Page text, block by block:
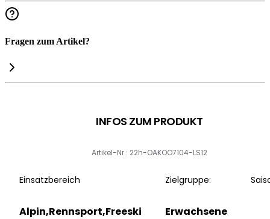
Fragen zum Artikel?
INFOS ZUM PRODUKT
Artikel-Nr.: 22h-OAKOO7104-LS12
Einsatzbereich
Alpin,Rennsport,Freeski
Zielgruppe:
Erwachsene